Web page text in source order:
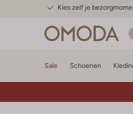
Kies zelf je
Sale Schoenen